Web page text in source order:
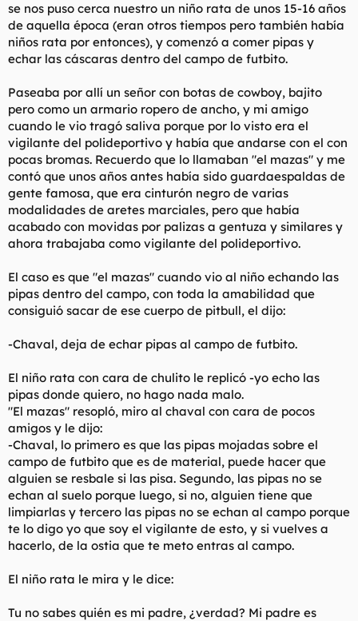
se nos puso cerca nuestro un niño rata de unos 15-16 años
de aquella época (eran otros tiempos pero también había
niños rata por entonces), y comenzó a comer pipas y
echar las cáscaras dentro del campo de futbito.
Paseaba por allí un señor con botas de cowboy, bajito
pero como un armario ropero de ancho, y mi amigo
cuando le vio tragó saliva porque por lo visto era el
vigilante del polideportivo y había que andarse con el con
pocas bromas. Recuerdo que lo llamaban "el mazas" y me
contó que unos años antes había sido guardaespaldas de
gente famosa, que era cinturón negro de varias
modalidades de aretes marciales, pero que había
acabado con movidas por palizas a gentuza y similares y
ahora trabajaba como vigilante del polideportivo.
El caso es que "el mazas" cuando vio al niño echando las
pipas dentro del campo, con toda la amabilidad que
consiguió sacar de ese cuerpo de pitbull, el dijo:
-Chaval, deja de echar pipas al campo de futbito.
El niño rata con cara de chulito le replicó -yo echo las
pipas donde quiero, no hago nada malo.
"El mazas" resopló, miro al chaval con cara de pocos
amigos y le dijo:
-Chaval, lo primero es que las pipas mojadas sobre el
campo de futbito que es de material, puede hacer que
alguien se resbale si las pisa. Segundo, las pipas no se
echan al suelo porque luego, si no, alguien tiene que
limpiarlas y tercero las pipas no se echan al campo porque
te lo digo yo que soy el vigilante de esto, y si vuelves a
hacerlo, de la ostia que te meto entras al campo.
El niño rata le mira y le dice:
Tu no sabes quién es mi padre, ¿verdad? Mi padre es